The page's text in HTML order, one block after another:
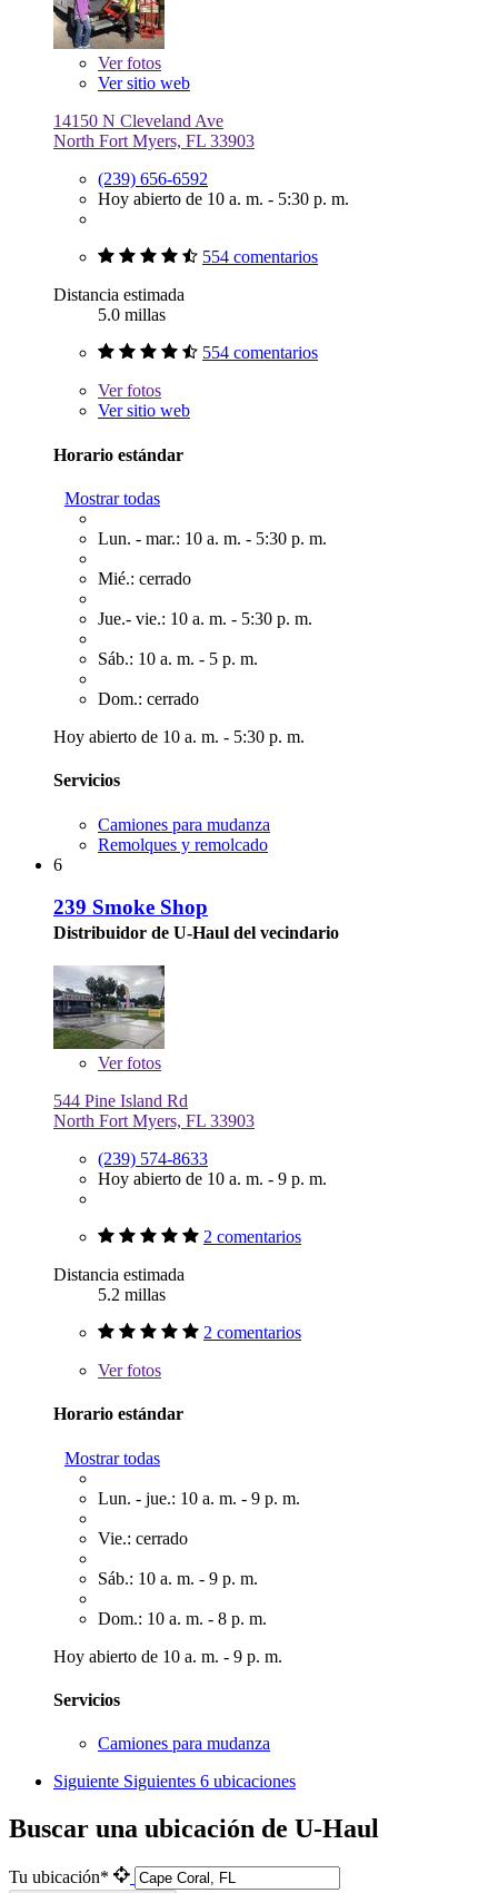
Verfotos
Ver sitio web
14150 N Cleveland Ave
North Fort Myers, FL 33903
(239) 656-6592
Hoy abierto de 10 a. m. - 5:30 p. m.
554 comentarios
Distancia estimada
5.0 millas
554 comentarios
Verfotos
Ver sitio web
Horario estándar
Mostrar todas
Lun. - mar.: 10 a. m. - 5:30 p. m.
Mié.: cerrado
Jue.- vie.: 10 a. m. - 5:30 p. m.
Sáb.: 10 a. m. - 5 p. m.
Dom.: cerrado
Hoy abierto de 10 a. m. - 5:30 p. m.
Servicios
Camiones para mudanza
Remolques y remolcado
6
239 Smoke Shop
Distribuidor de U-Haul del vecindario
Verfotos
544 Pine Island Rd
North Fort Myers, FL 33903
(239) 574-8633
Hoy abierto de 10 a. m. - 9 p. m.
2 comentarios
Distancia estimada
5.2 millas
2 comentarios
Verfotos
Horario estándar
Mostrar todas
Lun. - jue.: 10 a. m. - 9 p. m.
Vie.: cerrado
Sáb.: 10 a. m. - 9 p. m.
Dom.: 10 a. m. - 8 p. m.
Hoy abierto de 10 a. m. - 9 p. m.
Servicios
Camiones para mudanza
Siguiente Siguientes 6 ubicaciones
Buscar una ubicación de U-Haul
Tu ubicación*